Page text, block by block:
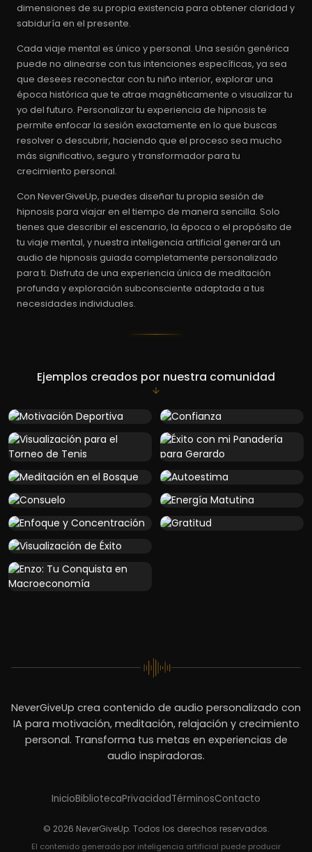
dimensiones de su propia existencia para obtener claridad y
sabiduría en el presente.
Cada viaje mental es único y personal. Una sesión genérica
puede no alinearse con tus intenciones específicas, ya sea
que desees reconectar con tu niño interior, explorar una
época histórica que te atrae magnéticamente o visualizar tu
yo del futuro. Personalizar tu experiencia de hipnosis te
permite enfocar la sesión exactamente en lo que buscas
resolver o descubrir, haciendo que el proceso sea mucho
más significativo, seguro y transformador para tu
crecimiento personal.
Con NeverGiveUp, puedes diseñar tu propia sesión de
hipnosis para viajar en el tiempo de manera sencilla. Solo
tienes que describir el escenario, la época o el propósito de
tu viaje mental, y nuestra inteligencia artificial generará un
audio de hipnosis guiada completamente personalizado
para ti. Disfruta de una experiencia única de meditación
profunda y exploración subconsciente adaptada a tus
necesidades individuales.
Ejemplos creados por nuestra comunidad
NeverGiveUp crea contenido de audio personalizado con
IA para motivación, meditación, relajación y crecimiento
personal. Transforma tus metas en experiencias de
audio inspiradoras.
InicioBibliotecaPrivacidadTérminosContacto
© 2026 NeverGiveUp. Todos los derechos reservados.
El contenido generado por inteligencia artificial puede producir